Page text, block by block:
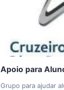
Apoio para
Grupo para ajudar